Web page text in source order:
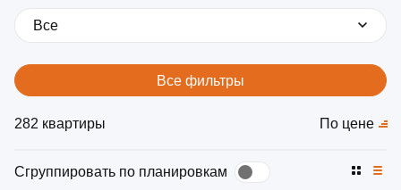
Все
Все фильтры
282 квартиры
Сгруппировать по планировкам
По цене